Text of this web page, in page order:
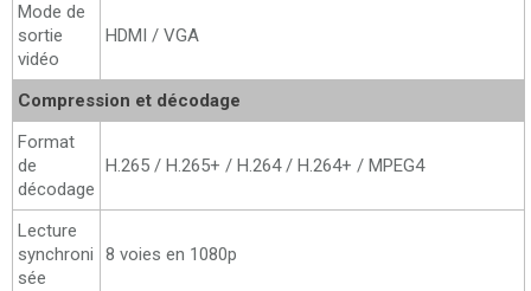
Mode de
sortie
vidéo
HDMI / VGA
Compression et décodage
Format
de
décodage
H.265 / H.265+ / H.264 / H.264+ / MPEG4
Lecture
synchroni
sée
8 voies en 1080p